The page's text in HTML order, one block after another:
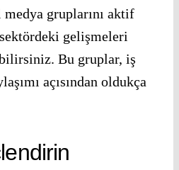
gruplarını aktif
gelişmeleri
Bu gruplar, iş
açısından oldukça